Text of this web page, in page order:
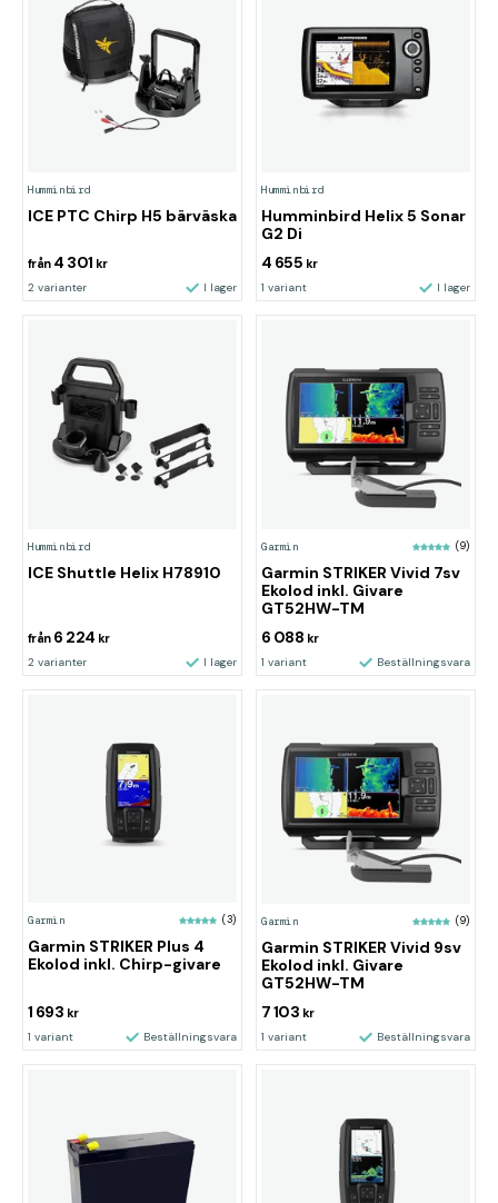
Humminbird
ICE PTC Chirp H5 bärväska
från 4 301 kr
2 varianter I lager
Humminbird
Humminbird Helix 5 Sonar
G2 Di
4 655 kr
1 variant I lager
Humminbird
ICE Shuttle Helix H78910
från 6 224 kr
2 varianter I lager
Garmin (9)
Garmin STRIKER Vivid 7sv
Ekolod inkl. Givare
GT52HW-TM
6 088 kr
1 variant Beställningsvara
Garmin (3)
Garmin STRIKER Plus 4
Ekolod inkl. Chirp-givare
1 693 kr
1 variant Beställningsvara
Garmin (9)
Garmin STRIKER Vivid 9sv
Ekolod inkl. Givare
GT52HW-TM
7 103 kr
1 variant Beställningsvara